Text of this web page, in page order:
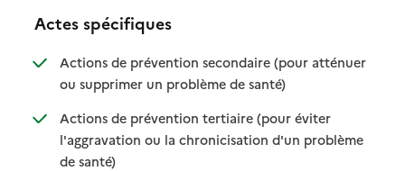
Actes spécifiques
Actions de prévention secondaire (pour atténuer
ou supprimer un problème de santé): disponible
: non disponible
Actions de prévention tertiaire (pour éviter
l'aggravation ou la chronicisation d'un problème
de santé): disponible
: non disponible